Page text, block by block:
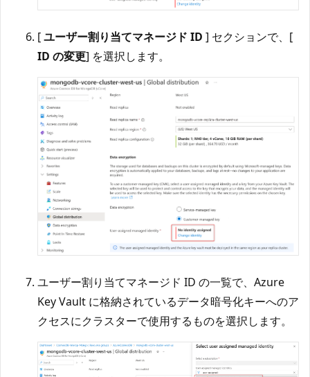
[ユーザー割り当てマネージド ID ] セクションで、[
ID の変更] を選択します。
ユーザー割り当てマネージド ID の一覧で、Azure
Key Vault に格納されているデータ暗号化キーへのア
クセスにクラスターで使用するものを選択します。